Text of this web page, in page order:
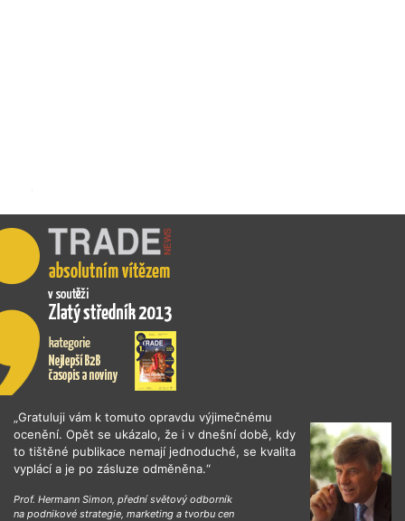
„Gratuluji vám k tomuto opravdu výjimečnému
ocenění. Opět se ukázalo, že i v dnešní době, kdy
to tištěné publikace nemají jednoduché, se kvalita
vyplácí a je po zásluze odměněna.“
Prof. Hermann Simon, přední světový odborník
na podnikové strategie, marketing a tvorbu cen